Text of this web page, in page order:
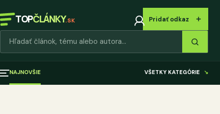
TOPČLÁNKY.SK Pridať odkaz ＋
NAJNOVŠIE VŠETKY KATEGÓRIE ↘